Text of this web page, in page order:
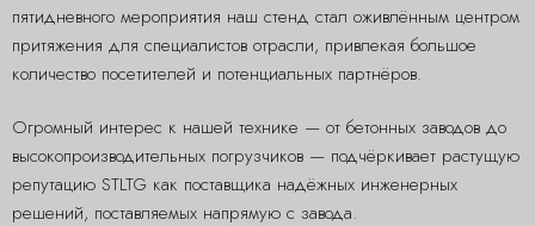
пятидневного мероприятия наш стенд стал оживлённым центром
притяжения для специалистов отрасли, привлекая большое
количество посетителей и потенциальных партнёров.
Огромный интерес к нашей технике — от бетонных заводов до
высокопроизводительных погрузчиков — подчёркивает растущую
репутацию STLTG как поставщика надёжных инженерных
решений, поставляемых напрямую с завода.